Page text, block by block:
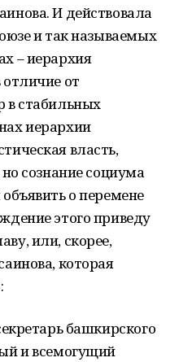
И действовала
и так называемых
– иерархия
от
в стабильных
иерархии
власть,
сознание социума
о перемене
этого приведу
или, скорее,
которая
башкирского
и всемогущий